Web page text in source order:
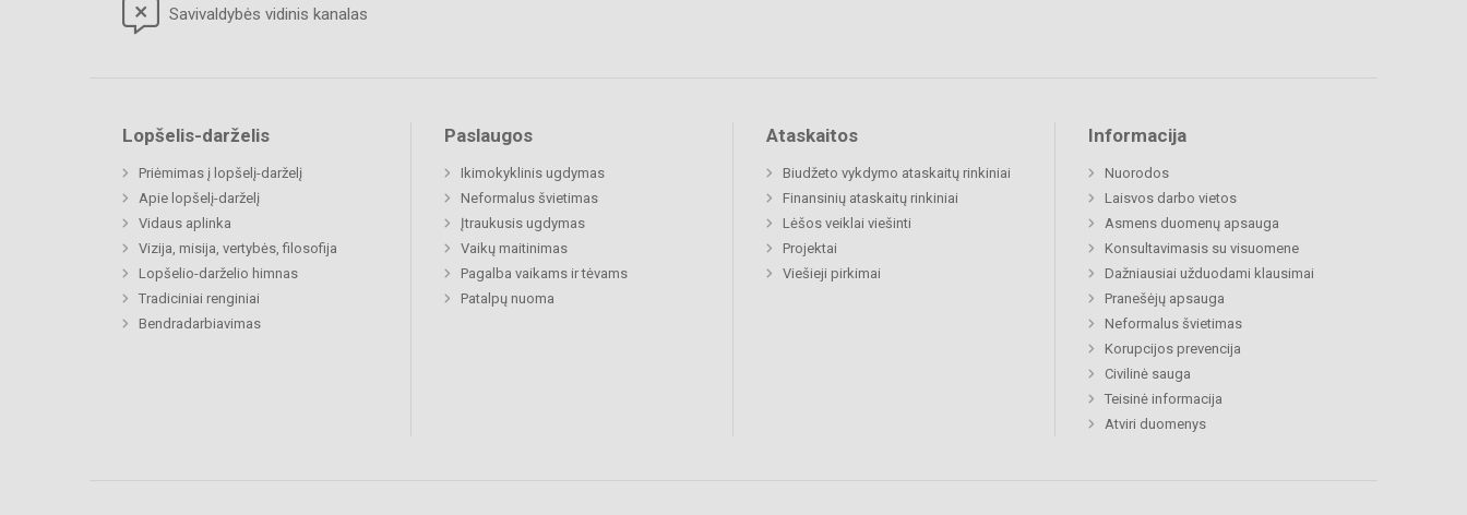
Savivaldybės vidinis kanalas
Lopšelis-darželis
Priėmimas į lopšelį-darželį
Apie lopšelį-darželį
Vidaus aplinka
Vizija, misija, vertybės, filosofija
Lopšelio-darželio himnas
Tradiciniai renginiai
Bendradarbiavimas
Paslaugos
Ikimokyklinis ugdymas
Neformalus švietimas
Įtraukusis ugdymas
Vaikų maitinimas
Pagalba vaikams ir tėvams
Patalpų nuoma
Ataskaitos
Biudžeto vykdymo ataskaitų rinkiniai
Finansinių ataskaitų rinkiniai
Lėšos veiklai viešinti
Projektai
Viešieji pirkimai
Informacija
Nuorodos
Laisvos darbo vietos
Asmens duomenų apsauga
Konsultavimasis su visuomene
Dažniausiai užduodami klausimai
Pranešėjų apsauga
Neformalus švietimas
Korupcijos prevencija
Civilinė sauga
Teisinė informacija
Atviri duomenys